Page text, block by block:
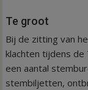
Te groot
Bij de zitting van
klachten tijdens
een aantal
stembiljetten,